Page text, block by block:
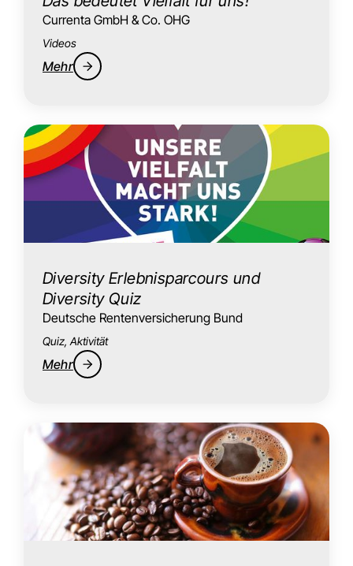
Currenta GmbH & Co. OHG
Videos
Mehr
Diversity Erlebnisparcours und
Diversity Quiz
Deutsche Rentenversicherung Bund
Quiz, Aktivität
Mehr